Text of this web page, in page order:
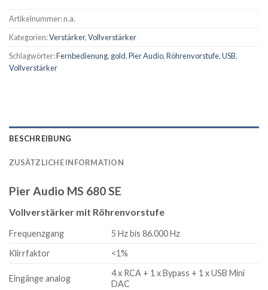
Artikelnummer:n.a.
Kategorien:Verstärker,Vollverstärker
Schlagwörter:Fernbedienung, gold,Pier Audio,Röhrenvorstufe,USB,
Vollverstärker
BESCHREIBUNG
ZUSÄTZLICHE INFORMATION
Pier Audio MS 680 SE
Vollverstärker mit Röhrenvorstufe
Frequenzgang
5 Hz bis 86.000 Hz
Klirrfaktor
<1%
Eingänge analog
4 x RCA + 1 x Bypass + 1 x USB Mini
DAC